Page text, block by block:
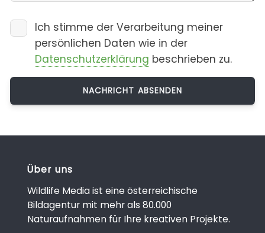
Ich stimme der Verarbeitung meiner
persönlichen Daten wie in der
Datenschutzerklärung beschrieben zu.
Über uns
Wildlife Media ist eine österreichische
Bildagentur mit mehr als 80.000
Naturaufnahmen für Ihre kreativen Projekte.